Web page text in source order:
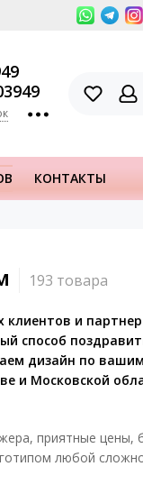
КОНТАКТЫ
и
способ
дизайн по вашим
и Московской
приятные цены,
любой